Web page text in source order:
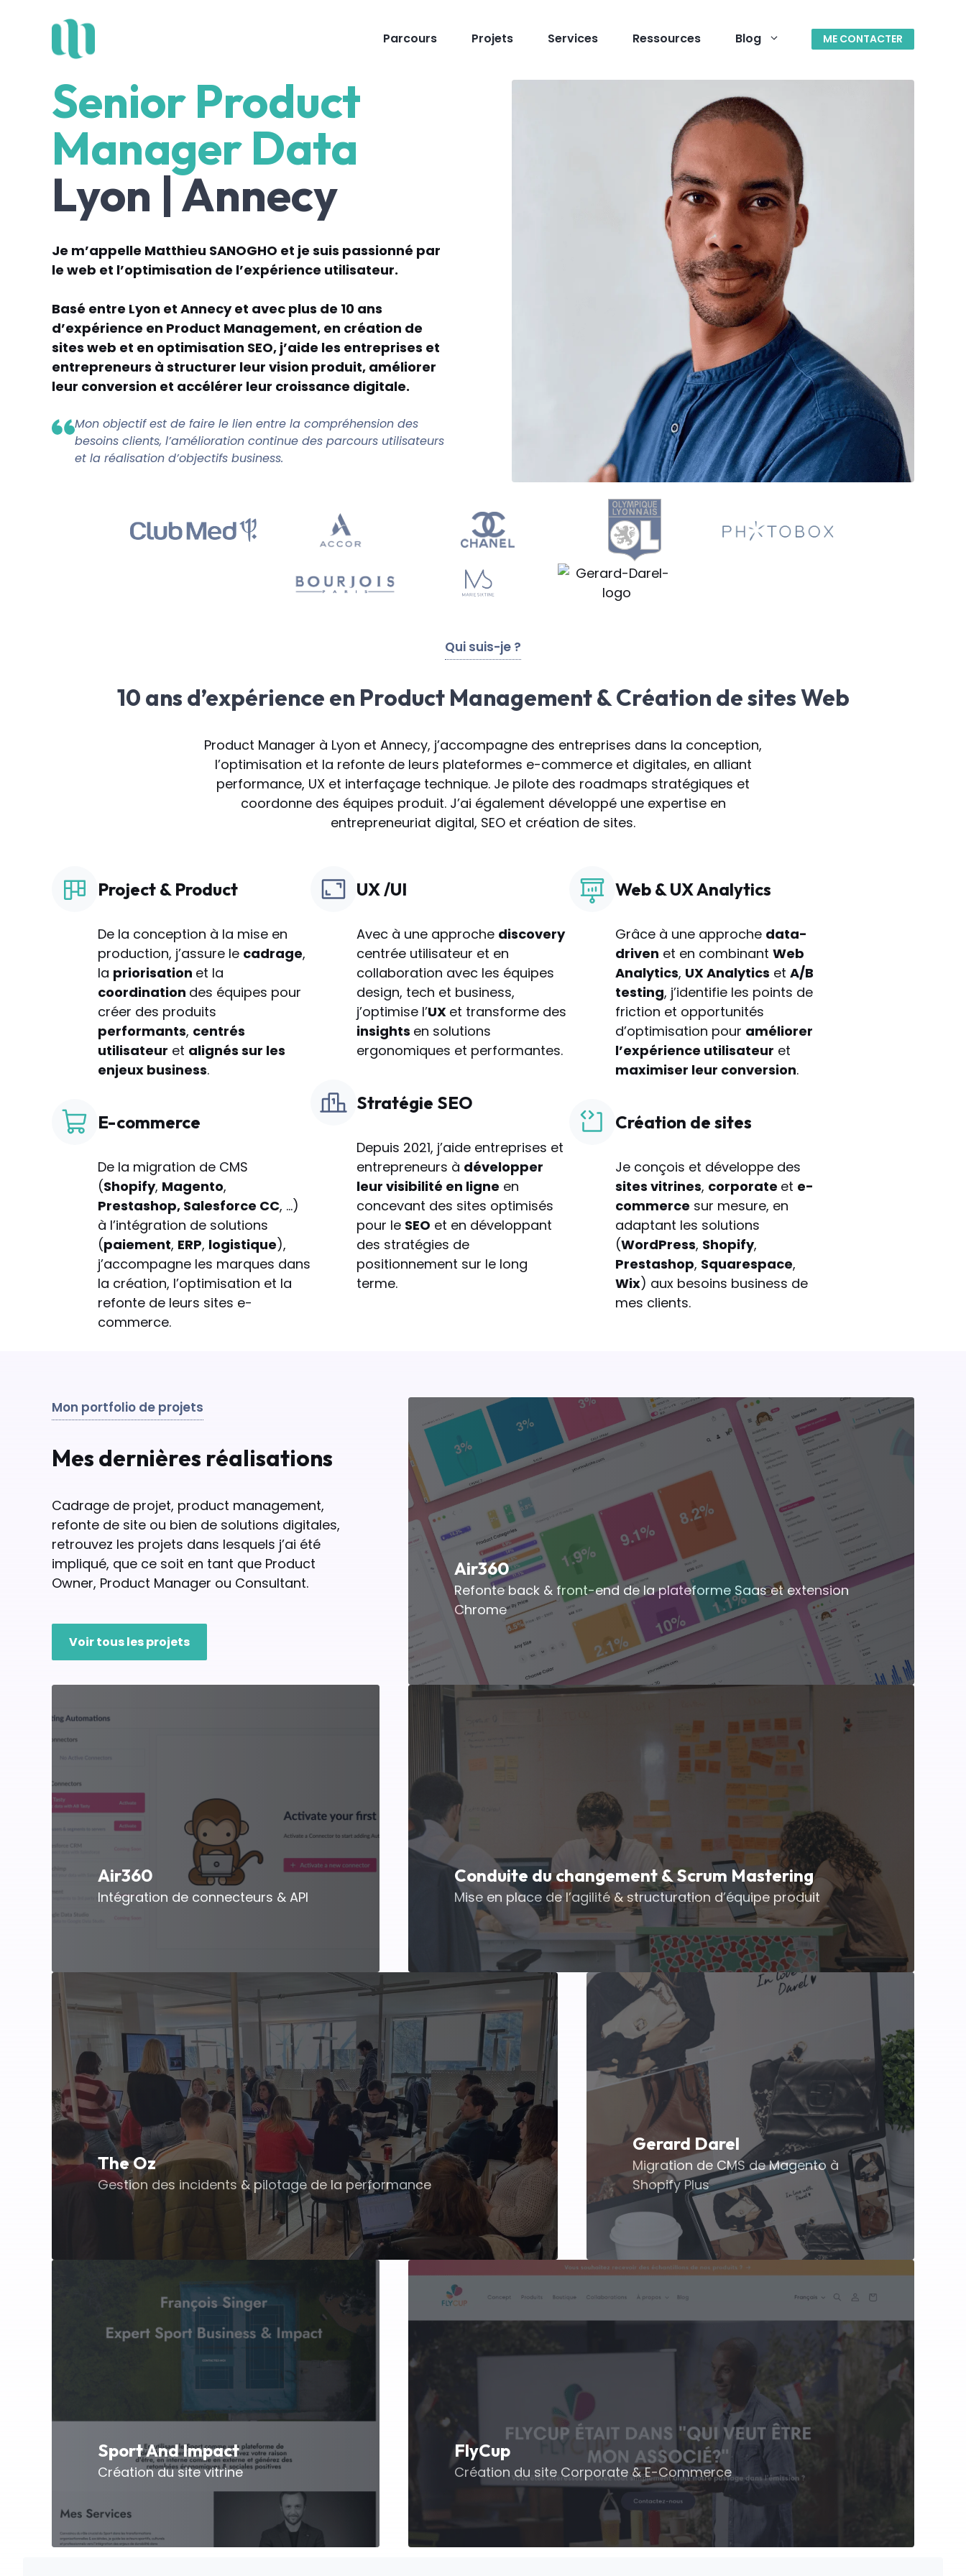
contenu
Parcours Projets Services Ressources Blog ME CONTACTER
SeniorProduct
ManagerData
Lyon | Annecy
Je m’appelle Matthieu SANOGHO et je suis passionné par
le web et l’optimisation de l’expérience utilisateur.
Basé entre Lyon et Annecy et avec plus de 10 ans
d’expérience en Product Management, en création de
sites web et en optimisation SEO, j’aide les entreprises et
entrepreneurs à structurer leur vision produit, améliorer
leur conversion et accélérer leur croissance digitale.
Mon objectif est de faire le lien entre la compréhension des
besoins clients, l’amélioration continue des parcours utilisateurs
et la réalisation d’objectifs business.
Qui suis-je ?
10 ans d’expérience en Product Management & Création de sites Web
Product Manager à Lyon et Annecy, j’accompagne des entreprises dans la conception,
l’optimisation et la refonte de leurs plateformes e-commerce et digitales, en alliant
performance, UX et interfaçage technique. Je pilote des roadmaps stratégiques et
coordonne des équipes produit. J’ai également développé une expertise en
entrepreneuriat digital, SEO et création de sites.
Project & Product
De la conception à la mise en
production, j’assure le cadrage,
la priorisation et la
coordination des équipes pour
créer des produits
performants, centrés
utilisateur et alignés sur les
enjeux business.
E-commerce
De la migration de CMS
(Shopify, Magento,
Prestashop, Salesforce CC, …)
à l’intégration de solutions
(paiement, ERP, logistique),
j’accompagne les marques dans
la création, l’optimisation et la
refonte de leurs sites e-
commerce.
UX /UI
Avec à une approche discovery
centrée utilisateur et en
collaboration avec les équipes
design, tech et business,
j’optimise l’UX et transforme des
insights en solutions
ergonomiques et performantes.
Stratégie SEO
Depuis 2021, j’aide entreprises et
entrepreneurs à développer
leur visibilité en ligne en
concevant des sites optimisés
pour le SEO et en développant
des stratégies de
positionnement sur le long
terme.
Web & UX Analytics
Grâce à une approche data-
driven et en combinant Web
Analytics, UX Analytics et A/B
testing, j’identifie les points de
friction et opportunités
d’optimisation pour améliorer
l’expérience utilisateur et
maximiser leur conversion.
Création de sites
Je conçois et développe des
sites vitrines, corporate et e-
commerce sur mesure, en
adaptant les solutions
(WordPress, Shopify,
Prestashop, Squarespace,
Wix) aux besoins business de
mes clients.
Mon portfolio de projets
Mes dernières réalisations
Cadrage de projet, product management,
refonte de site ou bien de solutions digitales,
retrouvez les projets dans lesquels j’ai été
impliqué, que ce soit en tant que Product
Owner, Product Manager ou Consultant.
Voir tous les projets
Air360
Refonte back & front-end de la plateforme Saas et extension
Chrome
Air360
Intégration de connecteurs & API
Conduite du changement & Scrum Mastering
Mise en place de l’agilité & structuration d’équipe produit
The Oz
Gestion des incidents & pilotage de la performance
Gerard Darel
Migration de CMS de Magento à
Shopify Plus
Sport And Impact
Création du site vitrine
FlyCup
Création du site Corporate & E-Commerce